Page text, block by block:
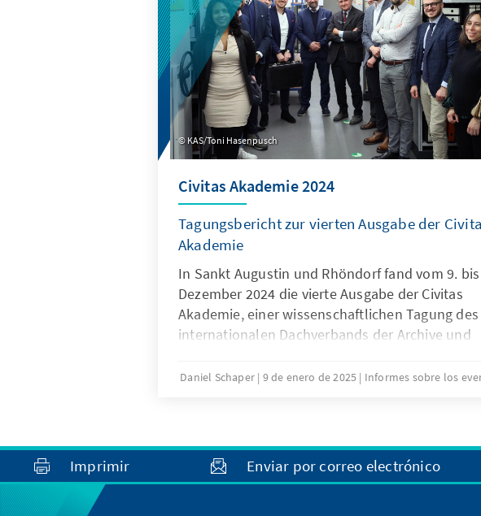
KAS/Toni Hasenpusch
Civitas Akademie 2024
Tagungsbericht zur vierten Ausgabe der
Akademie
In Sankt Augustin und Rhöndorf fand vom 9.
Dezember 2024 die vierte Ausgabe der Civitas
Akademie, einer wissenschaftlichen Tagung des
internationalen Dachverbands der Archive und
Christdemokratie, Civitas, statt. Auf der
Forschungsansätze zur Geschichte
christdemokratischer Bewegungen in Europa und
Daniel Schaper 9 de enero de 2025 Informes sobre los
Imprimir Enviar por correo electrónico